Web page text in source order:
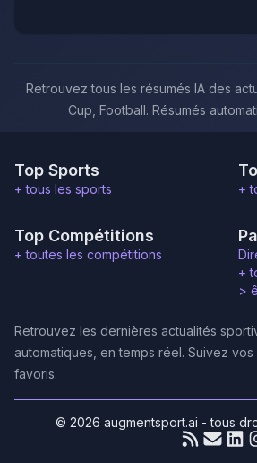
Retrouvez tous les résumés IA des
Cup, Football. Résumés
Top Sports
+ tous les sports +
Top Compétitions
+ toutes les compétitions
+
>
Retrouvez les dernières actualités
automatiques, en temps réel. Suivez
favoris.
© 2026 augmentsport.ai - tous